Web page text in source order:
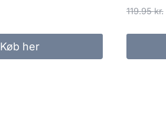
Køb her
119.95kr.